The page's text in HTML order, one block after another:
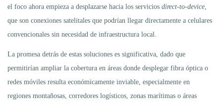
el foco ahora empieza a desplazarse hacia los servicios direct-to-device
que son conexiones satelitales que podrían llegar directamente a celulares
convencionales sin necesidad de infraestructura local.
La promesa detrás de estas soluciones es significativa, dado que
permitirían ampliar la cobertura en áreas donde desplegar fibra óptica o
redes móviles resulta económicamente inviable, especialmente en
regiones montañosas, corredores logísticos, zonas marítimas o áreas